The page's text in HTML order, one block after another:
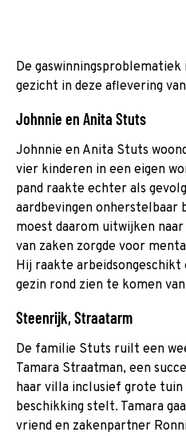
De
gezicht in deze aflevering van
Johnnie en Anita Stuts
Johnnie en Anita Stuts
vier kinderen in een eigen
pand raakte echter als
aardbevingen onherstelbaar
moest daarom uitwijken naar
van zaken zorgde voor
Hij raakte
gezin rond zien te komen
Steenrijk, Straatarm
De familie Stuts ruilt een
Tamara Straatman, een
haar villa inclusief grote tuin
beschikking stelt. Tamara
vriend en zakenpartner